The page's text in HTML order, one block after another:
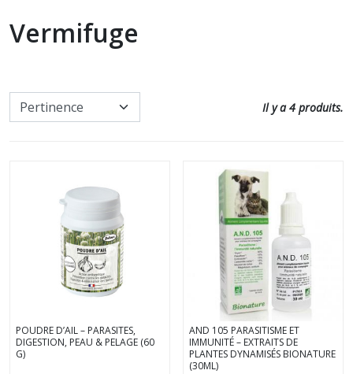
Vermifuge
Il y a 4 produits.
POUDRE D’AIL – PARASITES,
DIGESTION, PEAU & PELAGE (60
G)
AND 105 PARASITISME ET
IMMUNITÉ – EXTRAITS DE
PLANTES DYNAMISÉS BIONATURE
(30ML)
Défense animale
Paroles d'animaux
Autres Animaux
Cartes, Jeux & Lotos
Autocollants
Accessoires utiles pour les soins
Soin cheval
Soin chat
Soins à date courte ou en fin de
Nos promos
Nos promos